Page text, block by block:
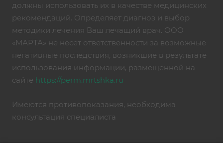
должны использовать их в качестве медицинских
рекомендаций. Определяет диагноз и выбор
методики лечения Ваш лечащий врач. ООО
«МАРТА» не несет ответственности за возможные
негативные последствия, возникшие в результате
использования информации, размещённой на
сайте https://perm.mrtshka.ru
Имеются противопоказания, необходима
консультация специалиста